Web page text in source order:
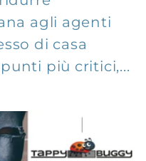
agli agenti
di casa
più critici,...